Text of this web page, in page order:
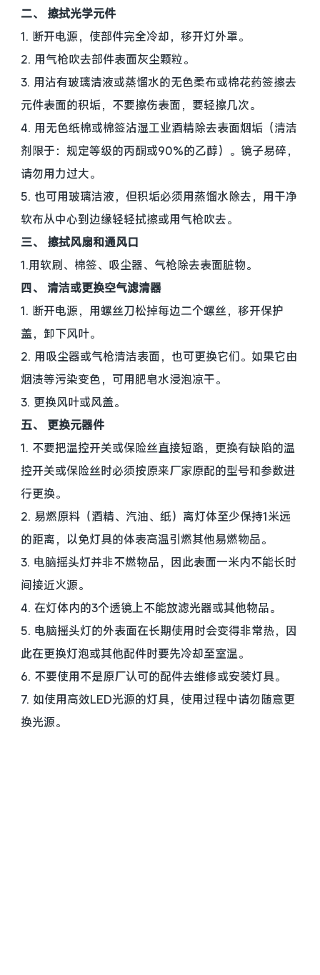
二、 擦拭光学元件
1. 断开电源，使部件完全冷却，移开灯外罩。
2. 用气枪吹去部件表面灰尘颗粒。
3. 用沾有玻璃清液或蒸馏水的无色柔布或棉花药签擦去
元件表面的积垢，不要擦伤表面，要轻擦几次。
4. 用无色纸棉或棉签沾湿工业酒精除去表面烟垢（清洁
剂限于：规定等级的丙酮或90%的乙醇）。镜子易碎，
请勿用力过大。
5. 也可用玻璃洁液，但积垢必须用蒸馏水除去，用干净
软布从中心到边缘轻轻拭擦或用气枪吹去。
三、 擦拭风扇和通风口
1.用软刷、棉签、吸尘器、气枪除去表面脏物。
四、 清洁或更换空气滤清器
1. 断开电源，用螺丝刀松掉每边二个螺丝，移开保护
盖，卸下风叶。
2. 用吸尘器或气枪清洁表面，也可更换它们。如果它由
烟渍等污染变色，可用肥皂水浸泡凉干。
3. 更换风叶或风盖。
五、 更换元器件
1. 不要把温控开关或保险丝直接短路，更换有缺陷的温
控开关或保险丝时必须按原来厂家原配的型号和参数进
行更换。
2. 易燃原料（酒精、汽油、纸）离灯体至少保持1米远
的距离，以免灯具的体表高温引燃其他易燃物品。
3. 电脑摇头灯并非不燃物品，因此表面一米内不能长时
间接近火源。
4. 在灯体内的3个透镜上不能放滤光器或其他物品。
5. 电脑摇头灯的外表面在长期使用时会变得非常热，因
此在更换灯泡或其他配件时要先冷却至室温。
6. 不要使用不是原厂认可的配件去维修或安装灯具。
7. 如使用高效LED光源的灯具，使用过程中请勿随意更
换光源。